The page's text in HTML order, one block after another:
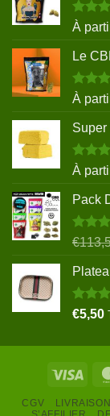
Note
sur 5
À
Le
Note
sur 5
À
Super
Note
sur 5
À
Pack
Note
€
Note
€5,50
Visa
CGV